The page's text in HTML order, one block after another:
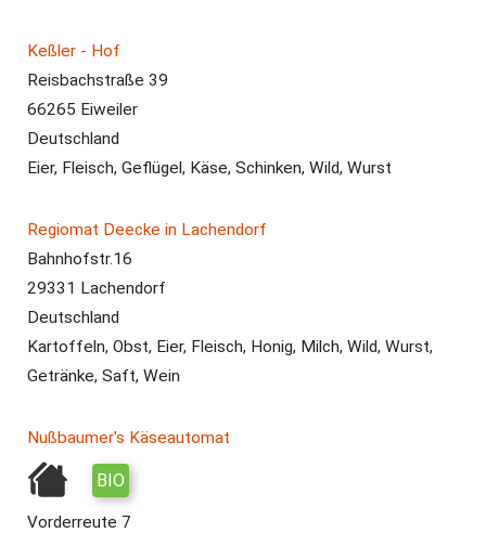
Keßler - Hof
Reisbachstraße 39
66265 Eiweiler
Deutschland
Eier, Fleisch, Geflügel, Käse, Schinken, Wild, Wurst
Regiomat Deecke in Lachendorf
Bahnhofstr.16
29331 Lachendorf
Deutschland
Kartoffeln, Obst, Eier, Fleisch, Honig, Milch, Wild, Wurst,
Getränke, Saft, Wein
Nußbaumer's Käseautomat
BIO
Vorderreute 7